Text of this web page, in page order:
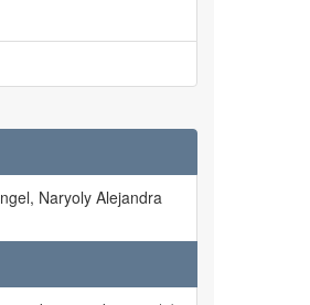
Naryoly Alejandra